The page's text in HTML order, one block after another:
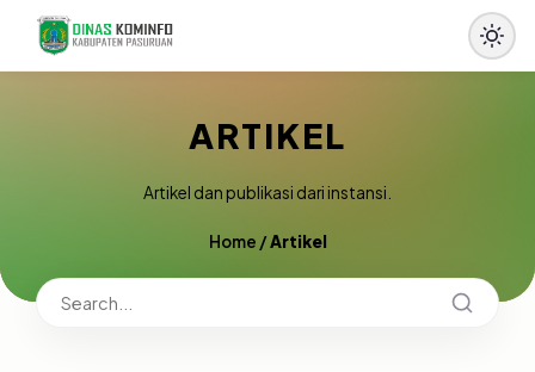
ARTIKEL
Artikel dan publikasi dari instansi.
Home /Artikel